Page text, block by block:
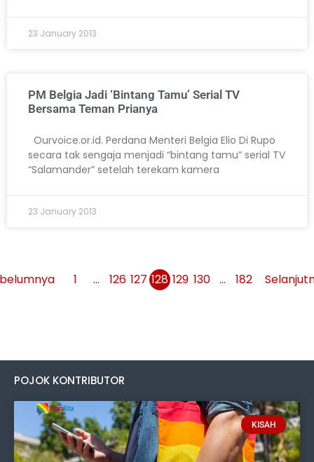
23 January 2013
PM Belgia Jadi ‘Bintang Tamu’ Serial TV
Bersama Teman Prianya
Ourvoice.or.id. Perdana Menteri Belgia Elio Di Rupo
secara tak sengaja menjadi “bintang tamu” serial TV
“Salamander” setelah terekam kamera
23 January 2013
1 … 126 127 128 129 130 … 182
POJOK KONTRIBUTOR
KISAH